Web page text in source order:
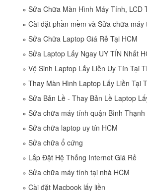
» Sửa Chữa Màn Hình Máy Tính, LCD
» Cài đặt phần mềm và Sửa chữa máy
» Sửa Chữa Laptop Giá Rẻ Tại HCM
» Sửa Laptop Lấy Ngay UY TÍN Nhất
» Vệ Sinh Laptop Lấy Liền Uy Tín Tại
» Thay Màn Hình Laptop Lấy Liền Tại
» Sửa Bản Lề - Thay Bản Lề Laptop
» Sửa chữa máy tính quận Bình Thạnh
» Sửa chữa laptop uy tín HCM
» Sửa chữa ổ cứng
» Lắp Đặt Hệ Thống Internet Giá Rẻ
» Sửa chữa máy tính tại nhà HCM
» Cài đặt Macbook lấy liền